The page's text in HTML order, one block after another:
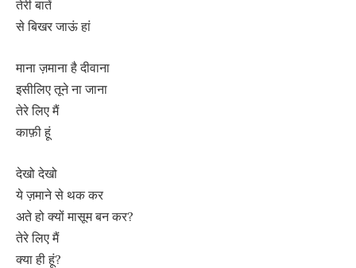
तेरी बातें
से बिखर जाऊं हां
माना ज़माना है दीवाना
इसीलिए तूने ना जाना
तेरे लिए मैं
काफ़ी हूं
देखो देखो
ये ज़माने से थक कर
अते हो क्यों मासूम बन कर?
तेरे लिए मैं
क्या ही हूं?